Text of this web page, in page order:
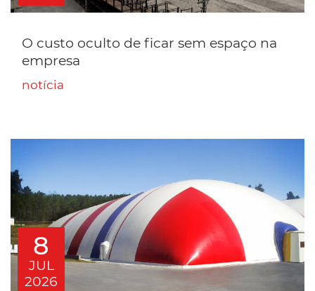
O custo oculto de ficar sem espaço na
empresa
notícia
8
JUL
2026